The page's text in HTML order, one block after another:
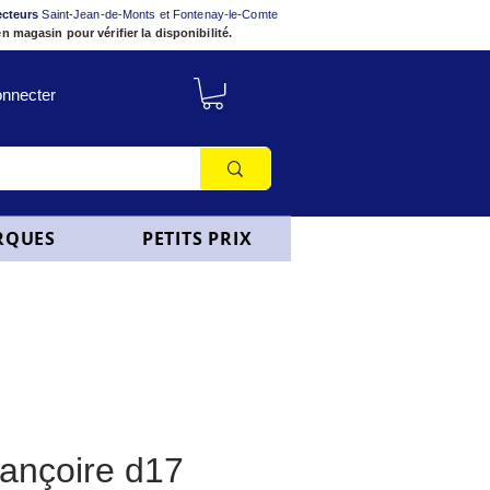
Saint-Jean-de-Monts et Fontenay-le-Comte
magasin pour vérifier la disponibilité.
PETITS PRIX
d17